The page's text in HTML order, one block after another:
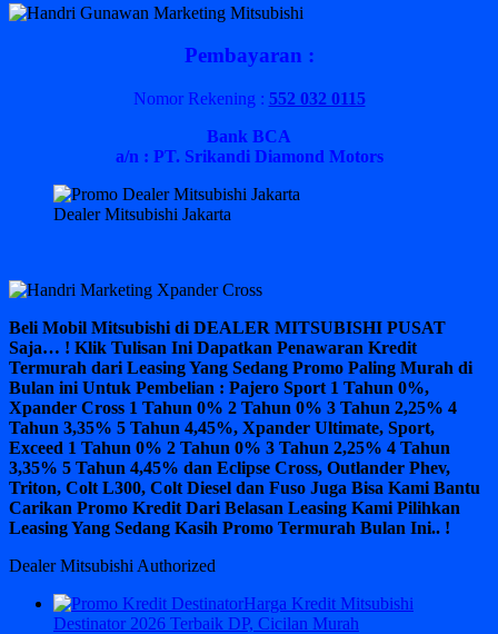
Pembayaran :
Nomor Rekening : 552 032 0115
Bank BCA
a/n : PT. Srikandi Diamond Motors
Dealer Mitsubishi Jakarta
Beli Mobil Mitsubishi di DEALER MITSUBISHI PUSAT
Saja… ! Klik Tulisan Ini Dapatkan Penawaran Kredit
Termurah dari Leasing Yang Sedang Promo Paling Murah di
Bulan ini Untuk Pembelian : Pajero Sport 1 Tahun 0%,
Xpander Cross 1 Tahun 0% 2 Tahun 0% 3 Tahun 2,25% 4
Tahun 3,35% 5 Tahun 4,45%, Xpander Ultimate, Sport,
Exceed 1 Tahun 0% 2 Tahun 0% 3 Tahun 2,25% 4 Tahun
3,35% 5 Tahun 4,45% dan Eclipse Cross, Outlander Phev,
Triton, Colt L300, Colt Diesel dan Fuso Juga Bisa Kami Bantu
Carikan Promo Kredit Dari Belasan Leasing Kami Pilihkan
Leasing Yang Sedang Kasih Promo Termurah Bulan Ini.. !
Dealer Mitsubishi Authorized
Harga Kredit Mitsubishi
Destinator 2026 Terbaik DP, Cicilan Murah